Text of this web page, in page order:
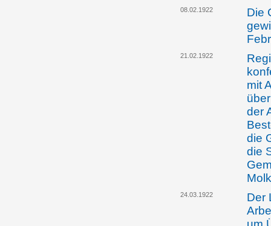
08.02.1922
Die
21.02.1922
mit
der
die
die
24.03.1922
Der